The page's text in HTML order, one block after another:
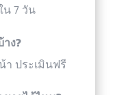
7 วัน
ง?
ประเมินฟรี